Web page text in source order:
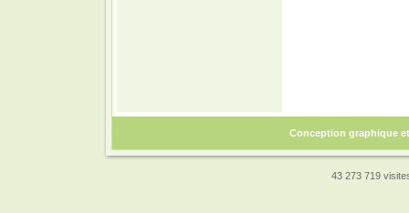
Conception graphique
43 273 719